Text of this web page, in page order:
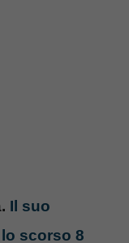
Il suo
scorso 8